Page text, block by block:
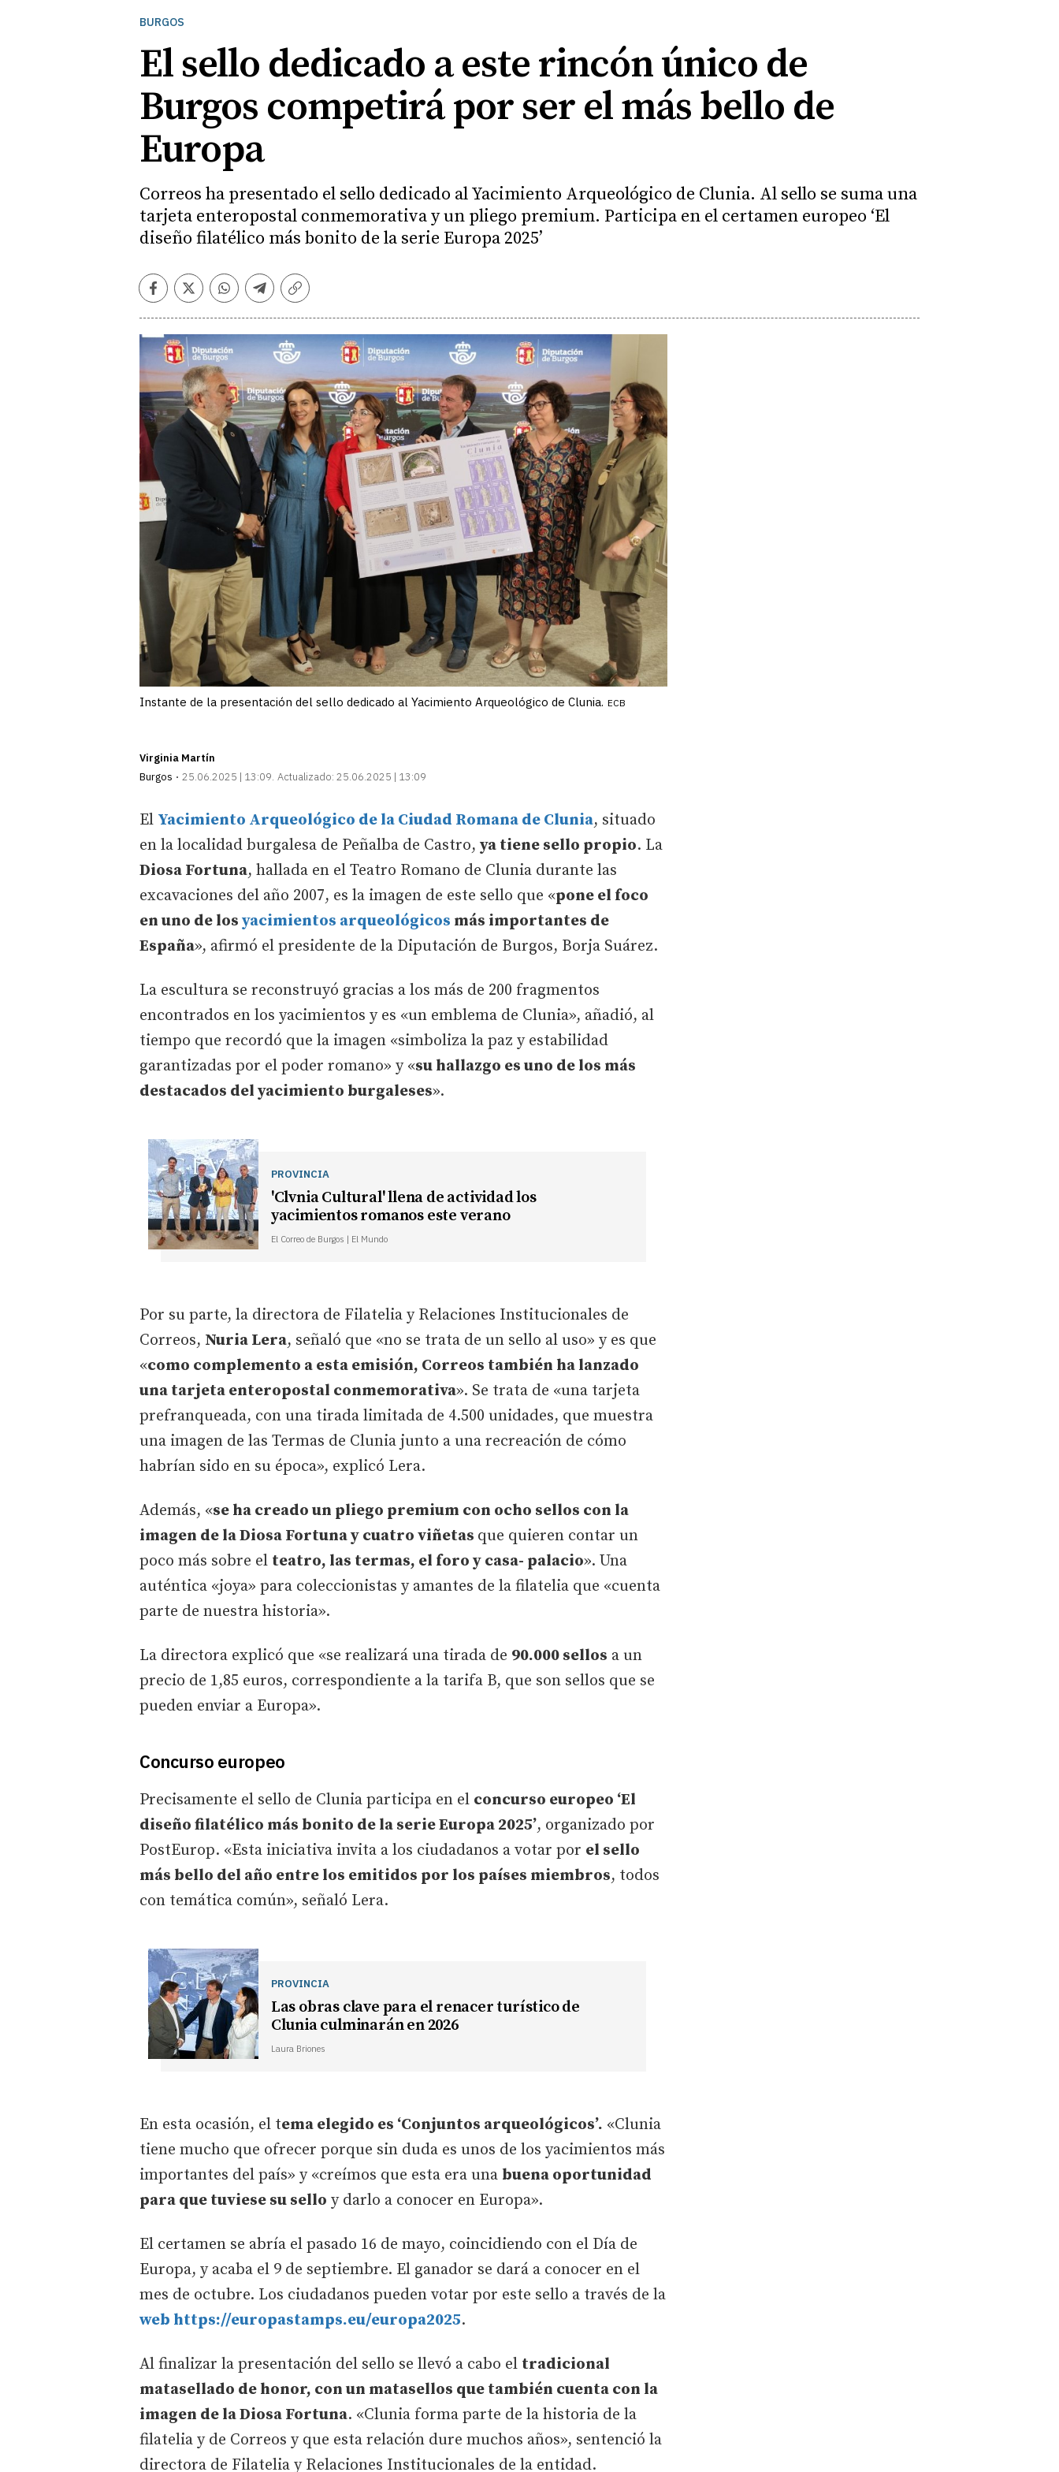
BURGOS
El sello dedicado a este rincón único de
Burgos competirá por ser el más bello de
Europa
Correos ha presentado el sello dedicado al Yacimiento Arqueológico de Clunia. Al sello se suma una
tarjeta enteropostal conmemorativa y un pliego premium. Participa en el certamen europeo ‘El
diseño filatélico más bonito de la serie Europa 2025’
Facebook
TwitterWhatsapp
Telegram
Copiar
Instante de la presentación del sello dedicado al Yacimiento Arqueológico de Clunia. ECB
Virginia Martín
Burgos
25.06.2025 | 13:09 Actualizado: 25.06.2025 | 13:09
El Yacimiento Arqueológico de la Ciudad Romana de Clunia, situado
en la localidad burgalesa de Peñalba de Castro, ya tiene sello propio. La
Diosa Fortuna, hallada en el Teatro Romano de Clunia durante las
excavaciones del año 2007, es la imagen de este sello que «pone el foco
en uno de los yacimientos arqueológicos más importantes de
España», afirmó el presidente de la Diputación de Burgos, Borja Suárez.
La escultura se reconstruyó gracias a los más de 200 fragmentos
encontrados en los yacimientos y es «un emblema de Clunia», añadió, al
tiempo que recordó que la imagen «simboliza la paz y estabilidad
garantizadas por el poder romano» y «su hallazgo es uno de los más
destacados del yacimiento burgaleses».
PROVINCIA
'Clvnia Cultural' llena de actividad los
yacimientos romanos este verano
El Correo de Burgos | El Mundo
Por su parte, la directora de Filatelia y Relaciones Institucionales de
Correos, Nuria Lera, señaló que «no se trata de un sello al uso» y es que
«como complemento a esta emisión, Correos también ha lanzado
una tarjeta enteropostal conmemorativa». Se trata de «una tarjeta
prefranqueada, con una tirada limitada de 4.500 unidades, que muestra
una imagen de las Termas de Clunia junto a una recreación de cómo
habrían sido en su época», explicó Lera.
Además, «se ha creado un pliego premium con ocho sellos con la
imagen de la Diosa Fortuna y cuatro viñetas que quieren contar un
poco más sobre el teatro, las termas, el foro y casa- palacio». Una
auténtica «joya» para coleccionistas y amantes de la filatelia que «cuenta
parte de nuestra historia».
La directora explicó que «se realizará una tirada de 90.000 sellos a un
precio de 1,85 euros, correspondiente a la tarifa B, que son sellos que se
pueden enviar a Europa».
Concurso europeo
Precisamente el sello de Clunia participa en el concurso europeo ‘El
diseño filatélico más bonito de la serie Europa 2025’, organizado por
PostEurop. «Esta iniciativa invita a los ciudadanos a votar por el sello
más bello del año entre los emitidos por los países miembros, todos
con temática común», señaló Lera.
PROVINCIA
Las obras clave para el renacer turístico de
Clunia culminarán en 2026
Laura Briones
En esta ocasión, el tema elegido es ‘Conjuntos arqueológicos’. «Clunia
tiene mucho que ofrecer porque sin duda es unos de los yacimientos más
importantes del país» y «creímos que esta era una buena oportunidad
para que tuviese su sello y darlo a conocer en Europa».
El certamen se abría el pasado 16 de mayo, coincidiendo con el Día de
Europa, y acaba el 9 de septiembre. El ganador se dará a conocer en el
mes de octubre. Los ciudadanos pueden votar por este sello a través de la
web https://europastamps.eu/europa2025.
Al finalizar la presentación del sello se llevó a cabo el tradicional
matasellado de honor, con un matasellos que también cuenta con la
imagen de la Diosa Fortuna. «Clunia forma parte de la historia de la
filatelia y de Correos y que esta relación dure muchos años», sentenció la
directora de Filatelia y Relaciones Institucionales de la entidad.